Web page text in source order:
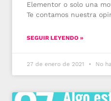
Elementor o solo una
Te contamos nuestra
SEGUIR LEYENDO »
27 de enero de 2021 No